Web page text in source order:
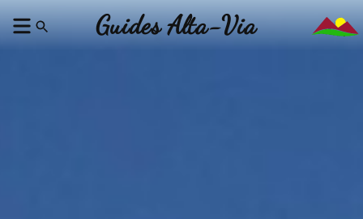
Guides Alta-Via